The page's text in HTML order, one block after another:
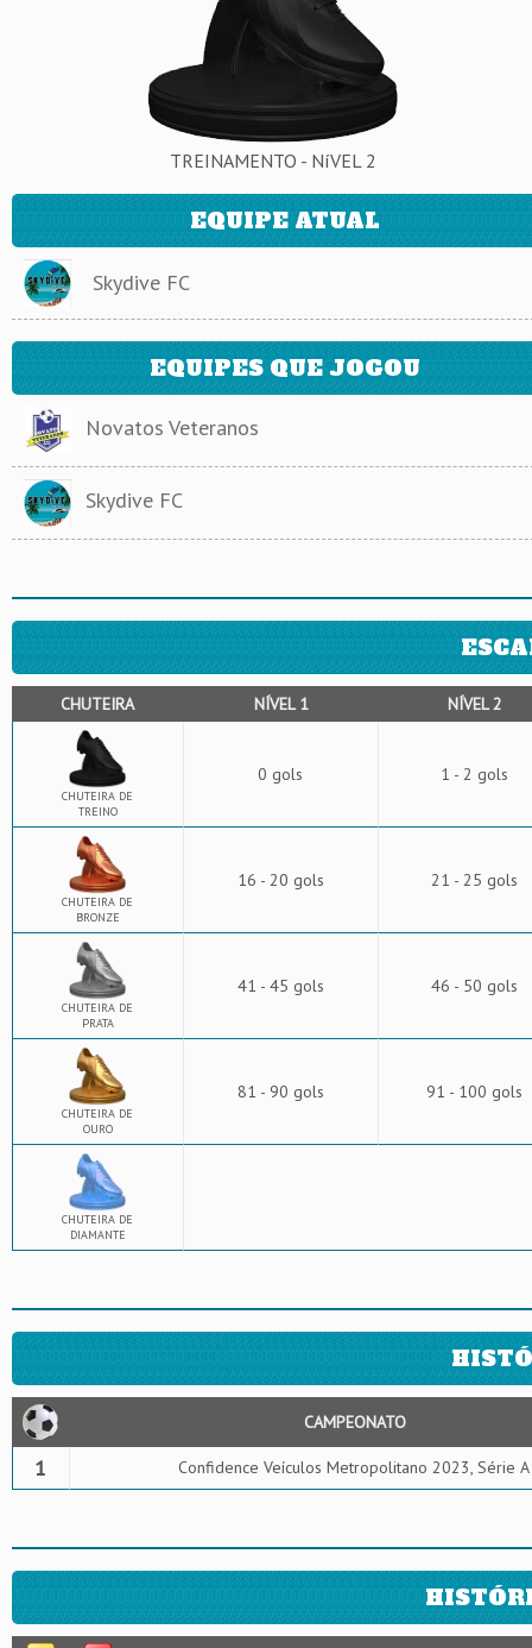
TREINAMENTO - NíVEL 2
EQUIPE ATUAL
Skydive FC
EQUIPES QUE JOGOU
Novatos Veteranos
Skydive FC
CHUTEIRA NÍVEL 1 NÍVEL 2
CHUTEIRA DE
TREINO
0 gols 1 - 2 gols
CHUTEIRA DE
BRONZE
16 - 20 gols 21 - 25 gols
CHUTEIRA DE
PRATA
41 - 45 gols 46 - 50 gols
CHUTEIRA DE
OURO
81 - 90 gols 91 - 100 gols
CHUTEIRA DE
DIAMANTE
CAMPEONATO
1 Confidence Veículos Metropolitano 2023, Série A